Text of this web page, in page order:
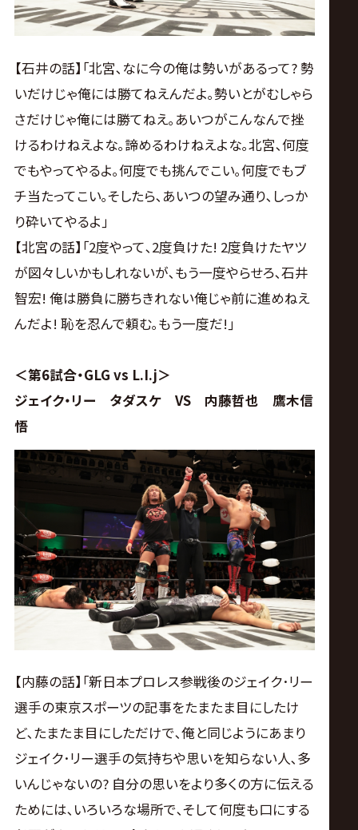
【石井の話】｢北宮､なに今の俺は勢いがあるって? 勢
いだけじゃ俺には勝てねえんだよ｡勢いとがむしゃら
さだけじゃ俺には勝てねえ｡あいつがこんなんで挫
けるわけねえよな｡諦めるわけねえよな｡北宮､何度
でもやってやるよ｡何度でも挑んでこい｡何度でもブ
チ当たってこい｡そしたら､あいつの望み通り､しっか
り砕いてやるよ｣
【北宮の話】｢2度やって､2度負けた! 2度負けたヤツ
が図々しいかもしれないが､もう一度やらせろ､石井
智宏! 俺は勝負に勝ちきれない俺じゃ前に進めねえ
んだよ! 恥を忍んで頼む｡もう一度だ!｣
＜第6試合・GLG vs L.I.j＞
ジェイク・リー タダスケ VS 内藤哲也 鷹木信
悟
【内藤の話】｢新日本プロレス参戦後のジェイク･リー
選手の東京スポーツの記事をたまたま目にしたけ
ど､たまたま目にしただけで､俺と同じようにあまり
ジェイク･リー選手の気持ちや思いを知らない人､多
いんじゃないの? 自分の思いをより多くの方に伝える
ためには､いろいろな場所で､そして何度も口にする